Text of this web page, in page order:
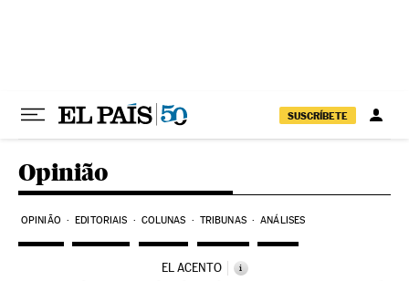
SUSCRÍBETE
Opinião
OPINIÃO EDITORIAIS COLUNAS TRIBUNAS ANÁLISES
EL ACENTO i